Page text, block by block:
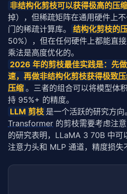
非结构化剪枝可以获得极高的压
掉），但稀疏矩阵在通用硬件上
门的稀疏计算库。
结构化剪枝的
50%），但在任何硬件上都能直
乘法是高度优化的。
2026 年的剪枝最佳实践是：先
速，再做非结构化剪枝获得极致
压缩 。三者的组合可以将模型体
持 95%+ 的精度。
LLM 剪枝 是一个活跃的研究方向
Transformer 的剪枝需要考虑注
的研究表明，LLaMA 3 70B 中可
注意力头和 MLP 通道，精度损失